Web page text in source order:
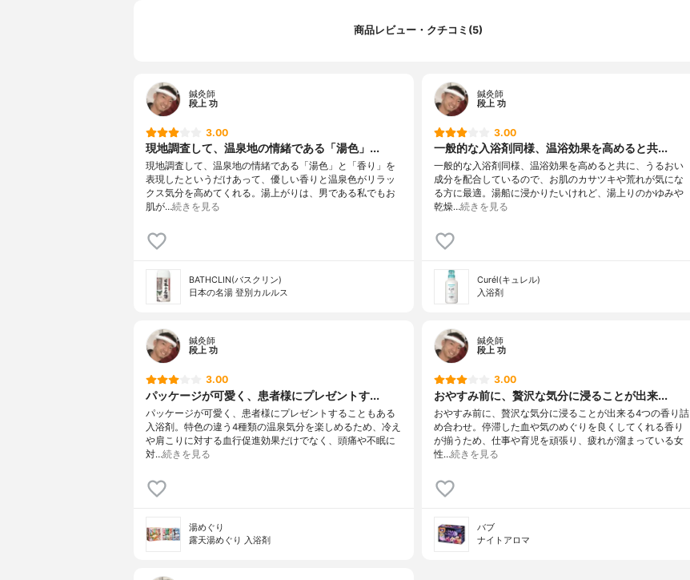
商品レビュー・クチコミ(5)
鍼灸師
段上 功
3.00
現地調査して、温泉地の情緒である「湯色」...
現地調査して、温泉地の情緒である「湯色」と「香り」を
表現したというだけあって、優しい香りと温泉色がリラッ
クス気分を高めてくれる。湯上がりは、男である私でもお
肌が…続きを見る
BATHCLIN(バスクリン)
日本の名湯 登別カルルス
鍼灸師
段上 功
3.00
一般的な入浴剤同様、温浴効果を高めると共...
一般的な入浴剤同様、温浴効果を高めると共に、うるおい
成分を配合しているので、お肌のカサツキや荒れが気にな
る方に最適。湯船に浸かりたいけれど、湯上りのかゆみや
乾燥…続きを見る
Curél(キュレル)
入浴剤
鍼灸師
段上 功
3.00
パッケージが可愛く、患者様にプレゼントす...
パッケージが可愛く、患者様にプレゼントすることもある
入浴剤。特色の違う4種類の温泉気分を楽しめるため、冷え
や肩こりに対する血行促進効果だけでなく、頭痛や不眠に
対…続きを見る
湯めぐり
露天湯めぐり 入浴剤
鍼灸師
段上 功
3.00
おやすみ前に、贅沢な気分に浸ることが出来...
おやすみ前に、贅沢な気分に浸ることが出来る4つの香り詰
め合わせ。停滞した血や気のめぐりを良くしてくれる香り
が揃うため、仕事や育児を頑張り、疲れが溜まっている女
性…続きを見る
バブ
ナイトアロマ